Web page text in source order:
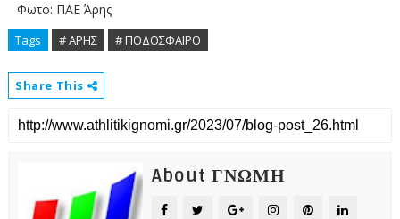
Φωτό: ΠΑΕ Άρης
Tags # ΑΡΗΣ # ΠΟΔΟΣΦΑΙΡΟ
Share This
About ΓΝΩΜΗ